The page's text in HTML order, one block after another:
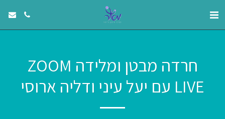
חרדה מבטן ומלידה ZOOM
LIVE עם יעל עיני ודליה ארוסי